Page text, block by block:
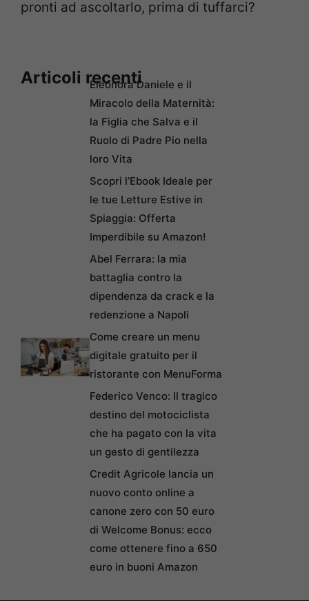
pronti ad ascoltarlo, prima di tuffarci?
Articoli recentiEleonora Daniele e il
Miracolo della Maternità:
la Figlia che Salva e il
Ruolo di Padre Pio nella
loro Vita
Scopri l’Ebook Ideale per
le tue Letture Estive in
Spiaggia: Offerta
Imperdibile su Amazon!
Abel Ferrara: la mia
battaglia contro la
dipendenza da crack e la
redenzione a Napoli
Come creare un menu
digitale gratuito per il
ristorante con MenuForma
Federico Venco: Il tragico
destino del motociclista
che ha pagato con la vita
un gesto di gentilezza
Credit Agricole lancia un
nuovo conto online a
canone zero con 50 euro
di Welcome Bonus: ecco
come ottenere fino a 650
euro in buoni Amazon